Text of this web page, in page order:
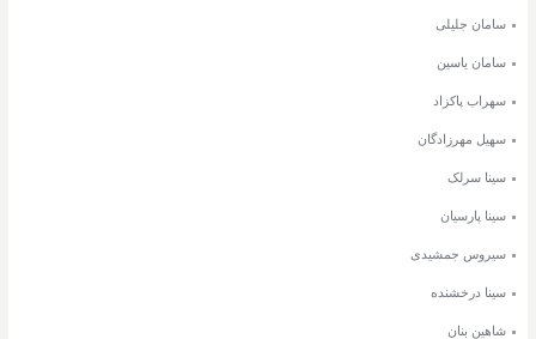
سامان جلیلی
سامان یاسین
سهراب پاکزاد
سهیل مهرزادگان
سینا سرلک
سینا پارسیان
سیروس جمشیدی
سینا درخشنده
شاهین بنان